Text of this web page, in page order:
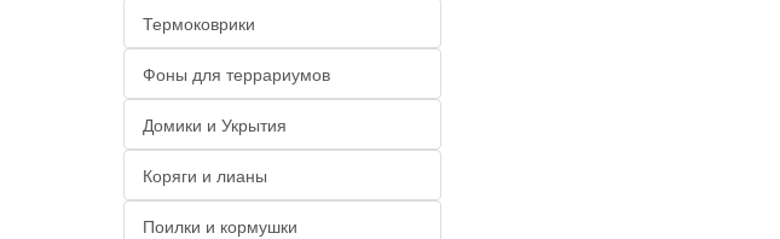
Термоковрики
Фоны для террариумов
Домики и Укрытия
Коряги и лианы
Поилки и кормушки